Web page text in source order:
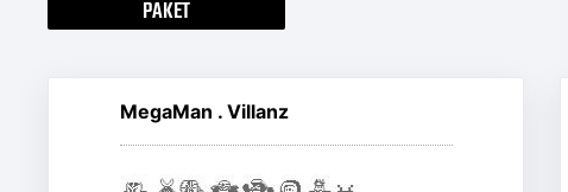
PAKET
MegaMan . Villanz